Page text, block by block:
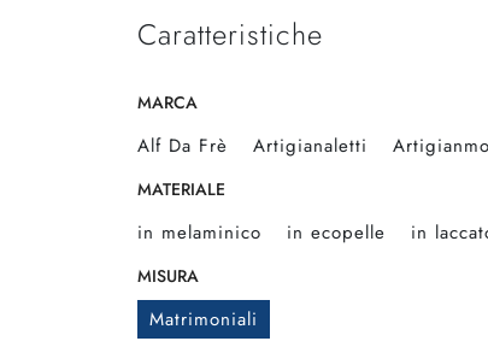
Caratteristiche
MARCA
Alf Da Frè Artigianaletti
MATERIALE
in melaminico in ecopelle in
MISURA
Matrimoniali